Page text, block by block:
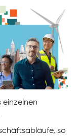
einzelnen
so